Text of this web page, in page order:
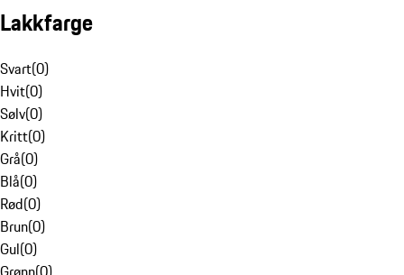
Lakkfarge
Svart(0)
Hvit(0)
Sølv(0)
Kritt(0)
Grå(0)
Blå(0)
Rød(0)
Brun(0)
Gul(0)